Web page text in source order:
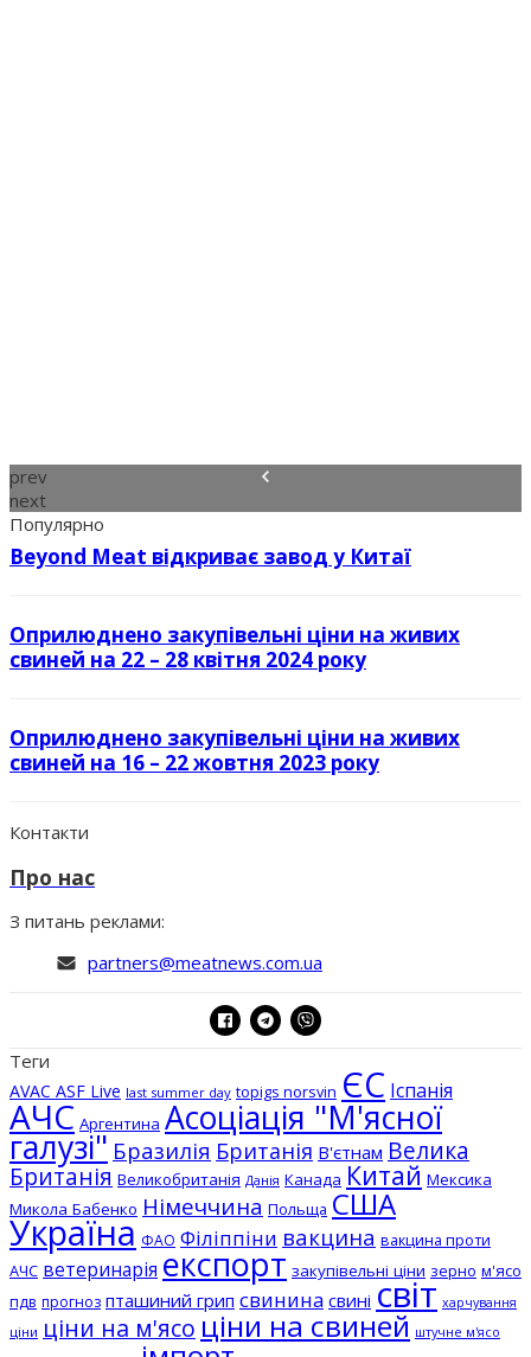
prev
next
Популярно
Beyond Meat відкриває завод у Китаї
Оприлюднено закупівельні ціни на живих
свиней на 22 – 28 квітня 2024 року
Оприлюднено закупівельні ціни на живих
свиней на 16 – 22 жовтня 2023 року
Контакти
Про нас
З питань реклами:
partners@meatnews.com.ua
Теги
AVAC ASF Live last summer day topigs norsvin ЄС Іспанія
АЧС Аргентина Асоціація "М'ясної
галузі" Бразилія Британія В'єтнам Велика
Британія Великобританія Данія Канада Китай Мексика
Микола Бабенко Німеччина Польща США
Україна ФАО Філіппіни вакцина вакцина проти
АЧС ветеринарія експорт закупівельні ціни зерно м'ясо
пдв прогноз пташиний грип свинина свині світ харчування
ціни ціни на м'ясо ціни на свиней штучне м'ясо